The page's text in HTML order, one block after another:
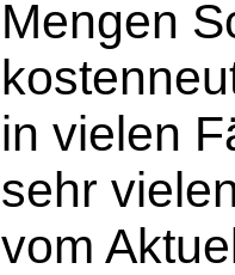
Mengen
in vielen
sehr
vom